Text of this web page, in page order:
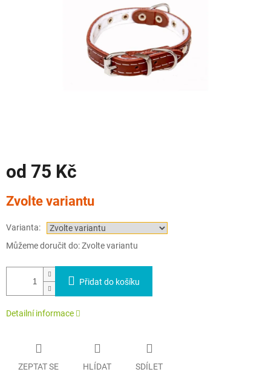
od 75 Kč
cena:
Zvolte variantu
Varianta:
Můžeme doručit do:Zvolte variantu
Přidat do košíku
Detailní informace
ZEPTAT SE HLÍDAT SDÍLET